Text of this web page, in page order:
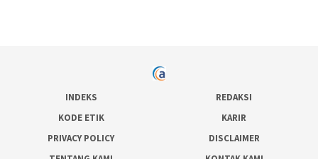
INDEKS
REDAKSI
KODE ETIK
KARIR
PRIVACY POLICY
DISCLAIMER